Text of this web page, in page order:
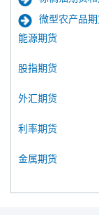
微型农产品
能源期货
股指期货
外汇期货
利率期货
金属期货